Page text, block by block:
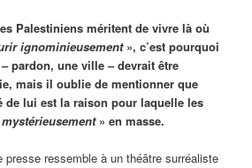
Palestiniens méritent de vivre là où
ignominieusement», c’est pourquoi
pardon, une ville – devrait être
mais il oublie de mentionner que
de lui est la raison pour laquelle les
mystérieusement» en masse.
presse ressemble à un théâtre surréaliste